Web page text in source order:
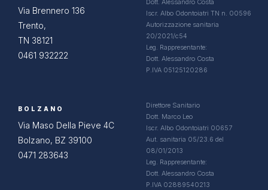
Via Brennero 136
Trento,
TN 38121
0461 932222
Dott. Alessandro Costa
Iscr. Albo Odontoiatri TN n. 00596
Autorizzazione sanitaria
20/2021/c54
Leg. Rappresentante:
Dott. Alessandro Costa
P.IVA 05125120286
BOLZANO
Via Maso Della Pieve 4C
Bolzano, BZ 39100
0471 283643
Direttore Sanitario
Dott. Marco Leo
Iscr. Albo Odontoiatri 00657
Aut. sanitaria 05/23.6 del
08/01/2013
Leg. Rappresentante:
Dott. Alessandro Costa
P.IVA 02889540213